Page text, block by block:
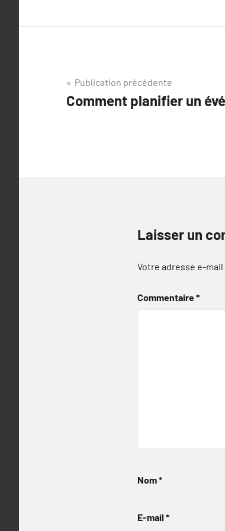
Navigation
de
Publication précédente
Comment planifier un
Laisser un
Votre adresse e-mail
Commentaire*
Nom*
E-mail *